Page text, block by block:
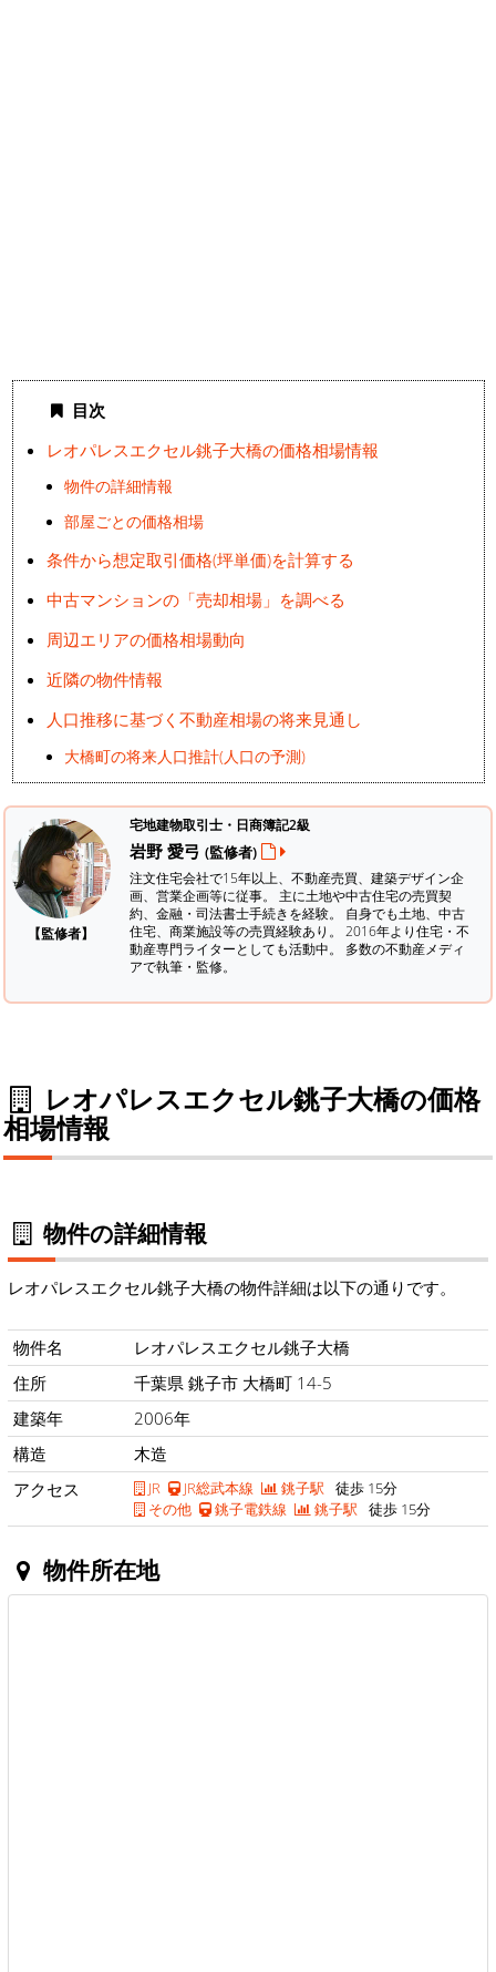
目次
レオパレスエクセル銚子大橋の価格相場情報
物件の詳細情報
部屋ごとの価格相場
条件から想定取引価格(坪単価)を計算する
中古マンションの「売却相場」を調べる
周辺エリアの価格相場動向
近隣の物件情報
人口推移に基づく不動産相場の将来見通し
大橋町の将来人口推計(人口の予測)
【監修者】
宅地建物取引士・日商簿記2級
岩野 愛弓 (監修者)
注文住宅会社で15年以上、不動産売買、建築デザイン企
画、営業企画等に従事。 主に土地や中古住宅の売買契
約、金融・司法書士手続きを経験。 自身でも土地、中古
住宅、商業施設等の売買経験あり。 2016年より住宅・不
動産専門ライターとしても活動中。 多数の不動産メディ
アで執筆・監修。
レオパレスエクセル銚子大橋の価格
相場情報
物件の詳細情報
レオパレスエクセル銚子大橋の物件詳細は以下の通りです。
物件名
レオパレスエクセル銚子大橋
住所
千葉県 銚子市 大橋町 14-5
建築年
2006年
構造
木造
アクセス
JR JR総武本線 銚子駅 徒歩 15分
その他
銚子電鉄線 銚子駅 徒歩 15分
物件所在地